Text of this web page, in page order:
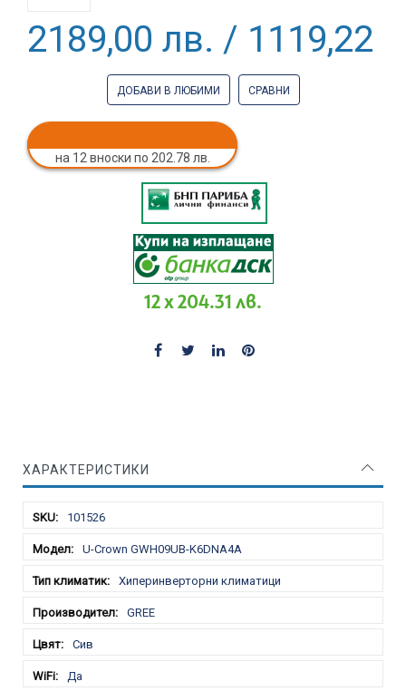
2189,00 лв. / 1119,22 €
ДОБАВИ В ЛЮБИМИ СРАВНИ
на 12 вноски по 202.78 лв.
12 x 204.31 лв.
ХАРАКТЕРИСТИКИ
101526
U-Crown GWH09UB-K6DNA4A
Хиперинверторни климатици
GREE
Сив
Да